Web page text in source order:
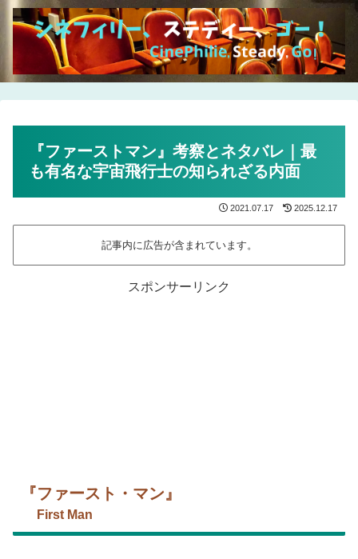
『ファーストマン』考察とネタバレ｜最
も有名な宇宙飛行士の知られざる内面
2021.07.17 2025.12.17
記事内に広告が含まれています。
スポンサーリンク
『ファースト・マン』
First Man